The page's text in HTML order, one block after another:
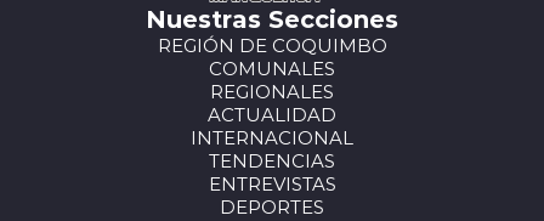
Nuestras Secciones
REGIÓN DE COQUIMBO
COMUNALES
REGIONALES
ACTUALIDAD
INTERNACIONAL
TENDENCIAS
ENTREVISTAS
DEPORTES